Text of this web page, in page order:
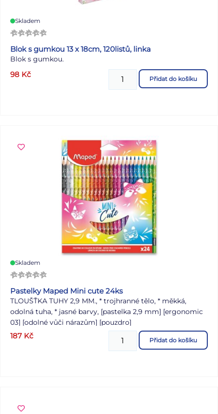
Skladem
Blok s gumkou 13 x 18cm, 120listů, linka
Blok s gumkou.
98 Kč Přidat do košíku
Skladem
Pastelky Maped Mini cute 24ks
TLOUŠŤKA TUHY 2,9 MM., * trojhranné tělo, * měkká,
odolná tuha, * jasné barvy, [pastelka 2,9 mm] [ergonomic
03] [odolné vůči nárazům] [pouzdro]
187 Kč Přidat do košíku